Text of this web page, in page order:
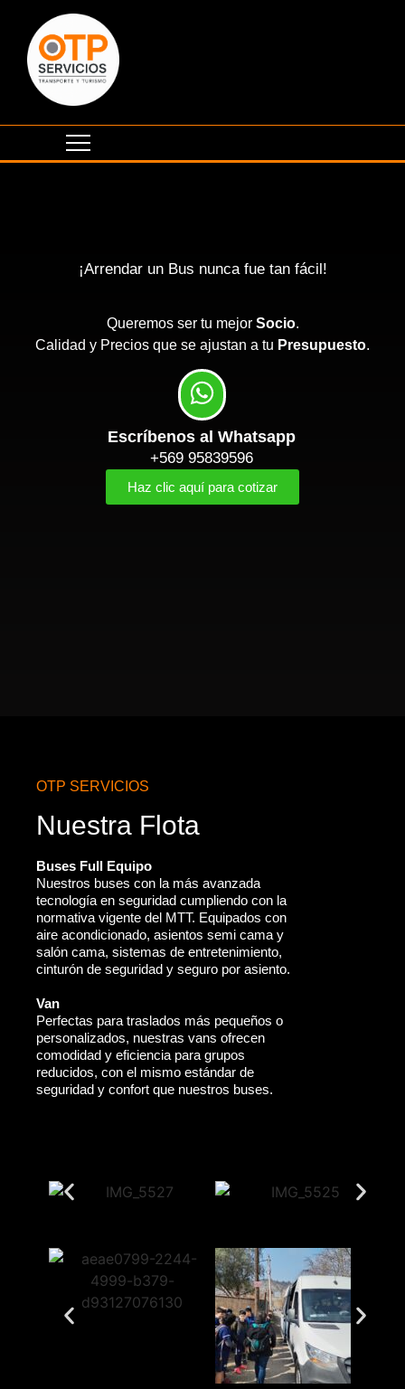
¡Arrendar un Bus nunca fue tan fácil!
Queremos ser tu mejor Socio.
Calidad y Precios que se ajustan a tu Presupuesto.
Escríbenos al Whatsapp
+569 95839596
Haz clic aquí para cotizar
OTP SERVICIOS
Nuestra Flota
Buses Full Equipo
Nuestros buses con la más avanzada
tecnología en seguridad cumpliendo con la
normativa vigente del MTT. Equipados con
aire acondicionado, asientos semi cama y
salón cama, sistemas de entretenimiento,
cinturón de seguridad y seguro por asiento.
Van
Perfectas para traslados más pequeños o
personalizados, nuestras vans ofrecen
comodidad y eficiencia para grupos
reducidos, con el mismo estándar de
seguridad y confort que nuestros buses.